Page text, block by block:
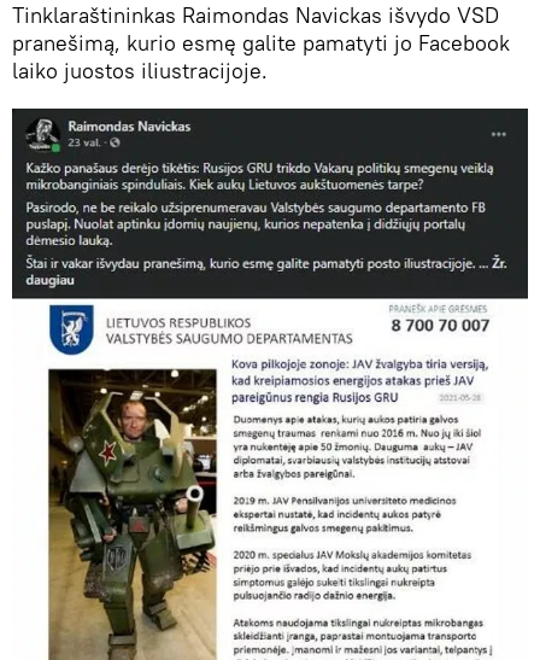
Tinklaraštininkas Raimondas Navickas išvydo VSD
pranešimą, kurio esmę galite pamatyti jo Facebook
laiko juostos iliustracijoje.